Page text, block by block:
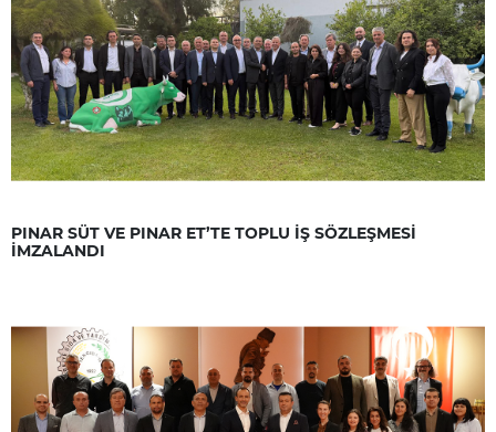
PINAR SÜT VE PINAR ET’TE TOPLU İŞ SÖZLEŞMESİ
İMZALANDI